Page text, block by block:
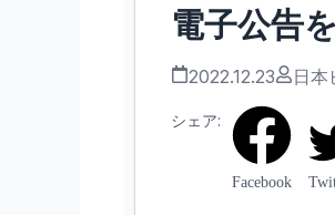
電子公告
2022.12.23 日本
シェア:
Facebook